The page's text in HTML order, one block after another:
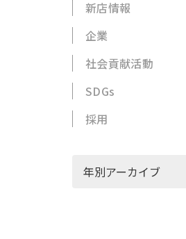
新店情報
企業
社会貢献活動
SDGs
採用